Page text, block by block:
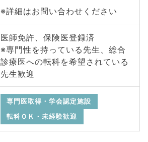
※詳細はお問い合わせください
医師免許、保険医登録済
※専門性を持っている先生、総合
診療医への転科を希望されている
先生歓迎
専門医取得・学会認定施設
転科ＯＫ・未経験歓迎